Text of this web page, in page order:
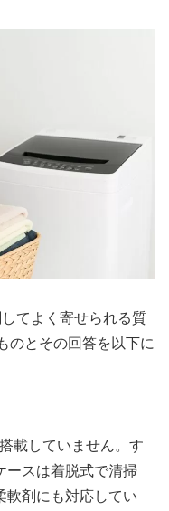
てよく寄せられる質
のとその回答を以下に
載していません。す
ースは着脱式で清掃
軟剤にも対応してい